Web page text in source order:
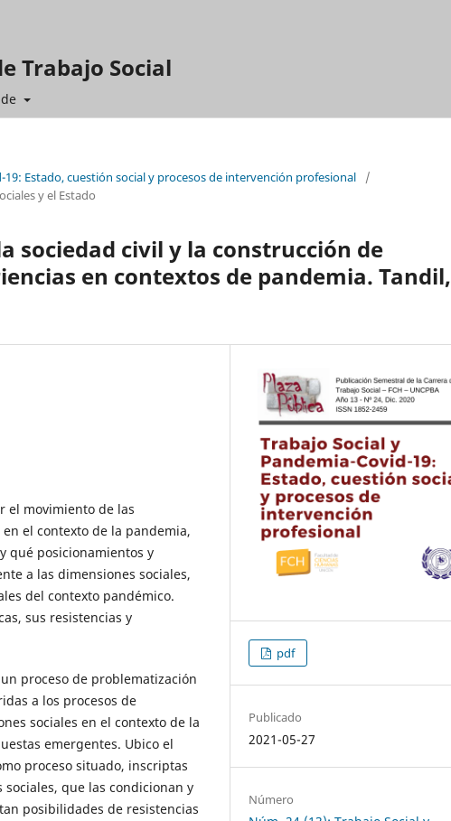
Trabajo Social
Estado, cuestión social y procesos de intervención profesional
/
y el Estado
sociedad civil y la construcción de
en contextos de pandemia. Tandil,
el movimiento de las
el contexto de la pandemia,
qué posicionamientos y
a las dimensiones sociales,
del contexto pandémico.
sus resistencias y
proceso de problematización
a los procesos de
sociales en el contexto de la
emergentes. Ubico el
proceso situado, inscriptas
que las condicionan y
posibilidades de resistencias
pdf
Publicado
2021-05-27
Número